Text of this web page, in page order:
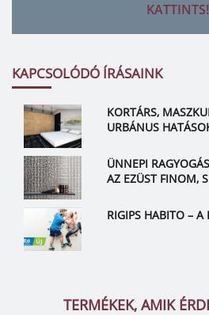
KATTINTS!
KAPCSOLÓDÓ ÍRÁSAINK
KORTÁRS,
URBÁNUS
ÜNNEPI
AZ EZÜST FINOM,
RIGIPS HABITO – A
TERMÉKEK, AMIK